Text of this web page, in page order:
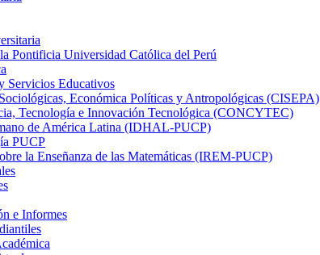
Pontificia Universidad Católica del Perú
Servicios Educativos
Económica Políticas y Antropológicas (CISEPA)
Tecnología e Innovación Tecnológica (CONCYTEC)
de América Latina (IDHAL-PUCP)
PUCP
la Enseñanza de las Matemáticas (IREM-PUCP)
e Informes